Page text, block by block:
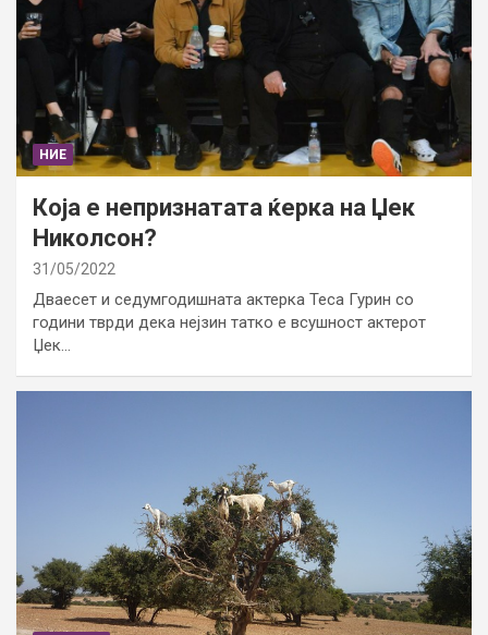
НИЕ
Која е непризнатата ќерка на Џек
Николсон?
31/05/2022
Дваесет и седумгодишната актерка Теса Гурин со
години тврди дека нејзин татко е всушност актерот
Џек…